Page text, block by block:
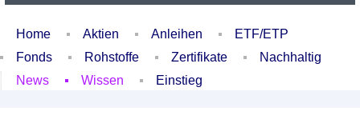
Home Aktien Anleihen
ETF/ETP
Fonds
Rohstoffe Zertifikate
Nachhaltig
News
Wissen Einstieg